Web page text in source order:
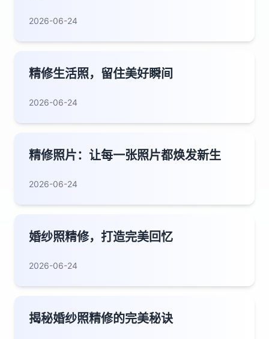
2026-06-24
精修生活照，留住美好瞬间
2026-06-24
精修照片：让每一张照片都焕发新生
2026-06-24
婚纱照精修，打造完美回忆
2026-06-24
揭秘婚纱照精修的完美秘诀